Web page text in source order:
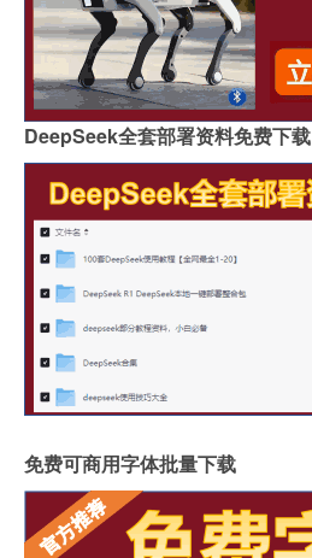
DeepSeek全套部署资料免费下载
免费可商用字体批量下载